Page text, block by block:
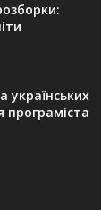
українських
програміста